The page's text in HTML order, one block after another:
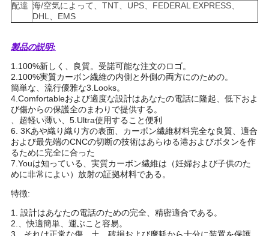
ス
ケ
ー
ス
NEWS
地
図
配達 海/空気によって、TNT、UPS、FEDERAL EXPRESS、
DHL、EMS
製品の説明:
1.100%新しく、良質。受諾可能な注文のロゴ。
2.100%実質カーボン繊維の内側と外側の両方にのための。
簡単な、流行優雅な3.Looks。
4.Comfortableおよび適度な設計はあなたの電話に隆起、低下およ
び傷からの保護全のまわりで提供する。
、超軽い薄い、5.Ultra使用すること便利
6. 3Kあや織り織り方の表面、カーボン繊維材料完全な良質、適合
および最先端のCNCの切断の技術はあらゆる港およびボタンを作
るために完全に合った
7.Youは知っている、実質カーボン繊維は（妊婦および子供のた
めに非常によい）放射の証拠材料である。
特徴:
1. 設計はあなたの電話のための完全、精密適合である。
2.、快適簡単、運ぶこと容易。